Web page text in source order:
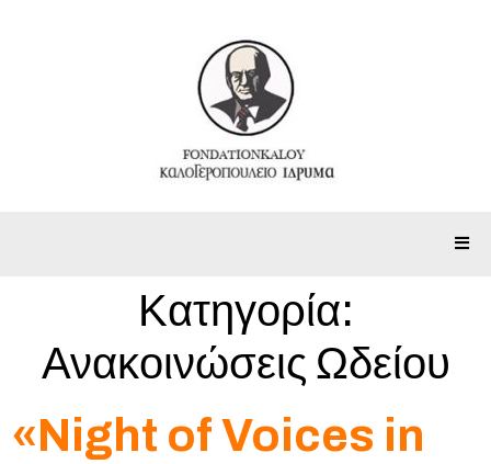
Κατηγορία:
Ανακοινώσεις Ωδείου
«Night of Voices in